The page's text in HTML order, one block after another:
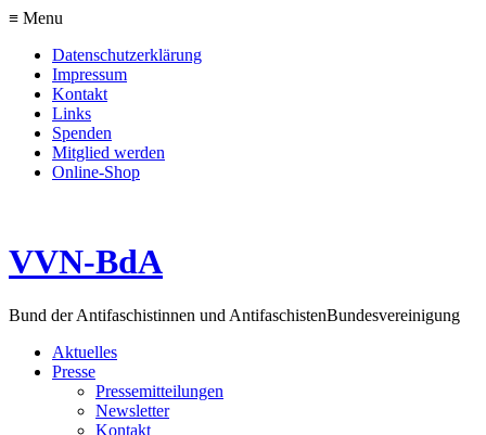
≡ Menu
Datenschutzerklärung
Impressum
Kontakt
Links
Spenden
Mitglied werden
Online-Shop
VVN-BdA
Bund der Antifaschistinnen und AntifaschistenBundesvereinigung
Aktuelles
Presse
Pressemitteilungen
Newsletter
Kontakt